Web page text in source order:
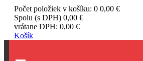
Počet položiek v košíku: 0 0,00 €
Spolu (s DPH) 0,00 €
vrátane DPH: 0,00 €
Košík